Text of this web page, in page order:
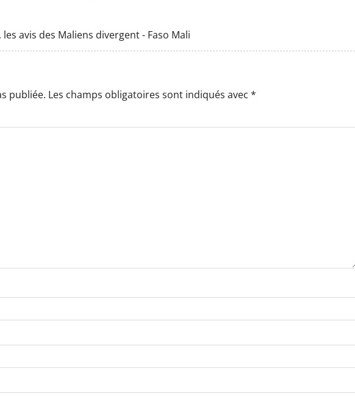
avis des Maliens divergent - Faso Mali
publiée. Les champs obligatoires sont indiqués avec *